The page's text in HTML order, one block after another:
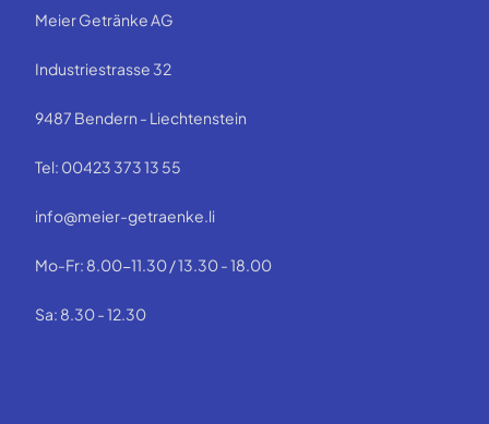
Meier Getränke AG
Industriestrasse 32
9487 Bendern - Liechtenstein
Tel: 00423 373 13 55
info@meier-getraenke.li
Mo-Fr: 8.00-11.30 / 13.30 - 18.00
Sa: 8.30 - 12.30